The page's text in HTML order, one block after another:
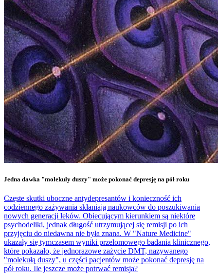
Jedna dawka "molekuły duszy" może pokonać depresję na pół roku
Częste skutki uboczne antydepresantów i konieczność ich
codziennego zażywania skłaniają naukowców do poszukiwania
nowych generacji leków. Obiecującym kierunkiem są niektóre
psychodeliki, jednak długość utrzymującej się remisji po ich
przyjęciu do niedawna nie była znana. W "Nature Medicine"
ukazały się tymczasem wyniki przełomowego badania klinicznego,
które pokazało, że jednorazowe zażycie DMT, nazywanego
"molekułą duszy", u części pacjentów może pokonać depresję na
pół roku. Ile jeszcze może potrwać remisja?